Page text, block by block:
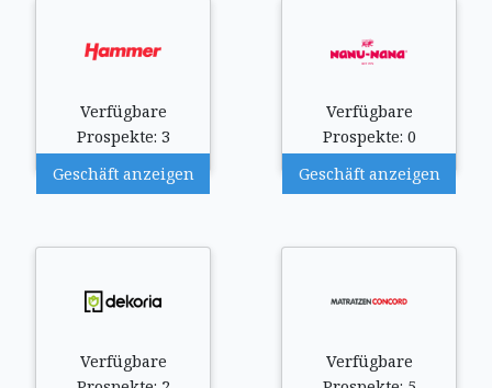
Verfügbare
Prospekte: 3
Geschäft anzeigen
Verfügbare
Prospekte: 0
Geschäft anzeigen
Verfügbare
Verfügbare